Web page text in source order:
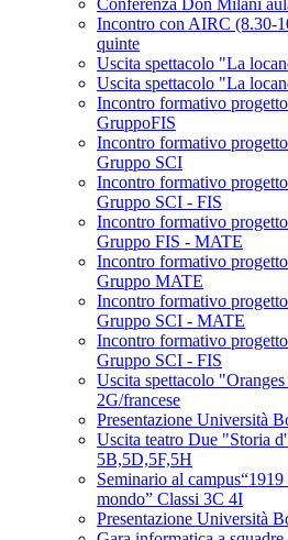
Conferenza Don Milani
Incontro con AIRC (8.30-
quinte
Uscita spettacolo "La
Uscita spettacolo "La
Incontro formativo
GruppoFIS
Incontro formativo
Gruppo SCI
Incontro formativo
Gruppo SCI - FIS
Incontro formativo
Gruppo FIS - MATE
Incontro formativo
Gruppo MATE
Incontro formativo
Gruppo SCI - MATE
Incontro formativo
Gruppo SCI - FIS
Uscita spettacolo
2G/francese
Presentazione Università
Uscita teatro Due "Storia
5B,5D,5F,5H
Seminario al
mondo” Classi 3C 4I
Presentazione Università